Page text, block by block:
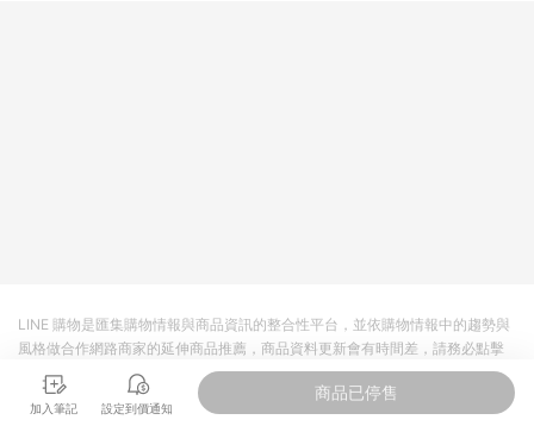
加入筆記 設定到價通知
商品已停售
LINE 購物是匯集購物情報與商品資訊的整合性平台，並依購物情報中的趨勢與
風格做合作網路商家的延伸商品推薦，商品資料更新會有時間差，請務必點擊
商品至各合作網路商家，確認現售價與購物條件，一切資訊以合作廠商網頁為
準。